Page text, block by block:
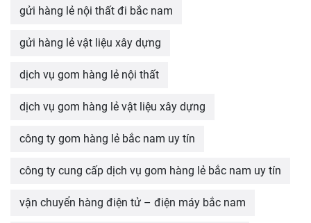
gửi hàng lẻ nội thất đi bắc nam
gửi hàng lẻ vật liệu xây dựng
dịch vụ gom hàng lẻ nội thất
dịch vụ gom hàng lẻ vật liệu xây dựng
công ty gom hàng lẻ bắc nam uy tín
công ty cung cấp dịch vụ gom hàng lẻ bắc nam uy tín
vận chuyển hàng điện tử – điện máy bắc nam